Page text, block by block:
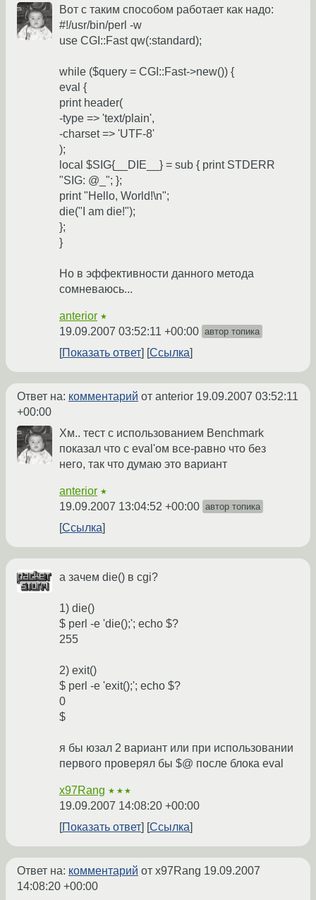
Вот с таким способом работает как надо:
#!/usr/bin/perl -w
use CGI::Fast qw(:standard);
while ($query = CGI::Fast->new()) {
eval {
print header(
-type => 'text/plain',
-charset => 'UTF-8'
);
local $SIG{__DIE__} = sub { print STDERR
"SIG: @_"; };
print "Hello, World!\n";
die("I am die!");
};
}
Но в эффективности данного метода
сомневаюсь...
anterior ★
19.09.2007 03:52:11 +00:00 автор топика
Показать ответ Ссылка
Ответ на: комментарий от anterior 19.09.2007 03:52:11
+00:00
Хм.. тест с использованием Benchmark
показал что с eval'ом все-равно что без
него, так что думаю это вариант
anterior ★
19.09.2007 13:04:52 +00:00 автор топика
Ссылка
а зачем die() в cgi?
1) die()
$ perl -e 'die();'; echo $?
255
2) exit()
$ perl -e 'exit();'; echo $?
0
$
я бы юзал 2 вариант или при использовании
первого проверял бы $@ после блока eval
x97Rang ★★★
19.09.2007 14:08:20 +00:00
Показать ответ
Ссылка
Ответ на: комментарий от x97Rang 19.09.2007
14:08:20 +00:00